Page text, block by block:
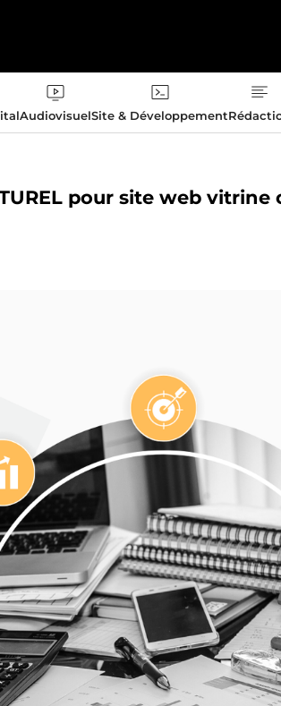
AudiovisuelSite & Développement
pour site web vitrine